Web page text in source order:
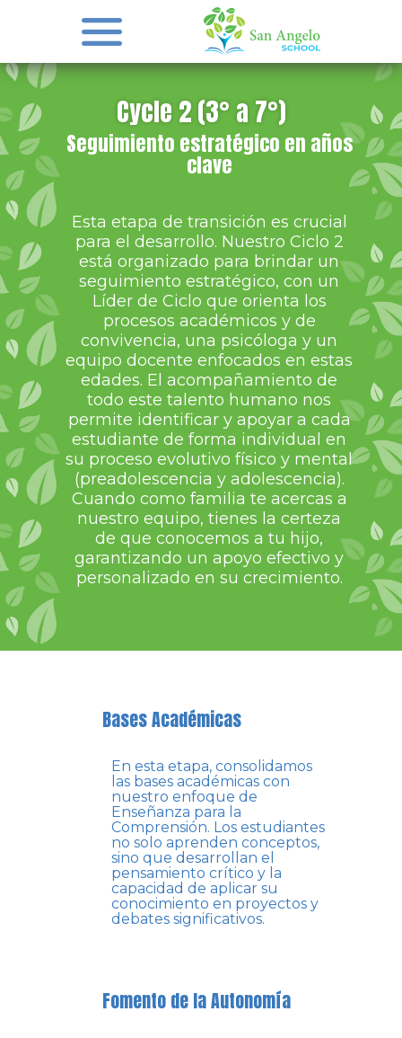
Cycle 2 (3° a 7°)
Seguimiento estratégico en años
clave
Esta etapa de transición es crucial
para el desarrollo. Nuestro Ciclo 2
está organizado para brindar un
seguimiento estratégico, con un
Líder de Ciclo que orienta los
procesos académicos y de
convivencia, una psicóloga y un
equipo docente enfocados en estas
edades. El acompañamiento de
todo este talento humano nos
permite identificar y apoyar a cada
estudiante de forma individual en
su proceso evolutivo físico y mental
(preadolescencia y adolescencia).
Cuando como familia te acercas a
nuestro equipo, tienes la certeza
de que conocemos a tu hijo,
garantizando un apoyo efectivo y
personalizado en su crecimiento.
Bases Académicas
En esta etapa, consolidamos
las bases académicas con
nuestro enfoque de
Enseñanza para la
Comprensión. Los estudiantes
no solo aprenden conceptos,
sino que desarrollan el
pensamiento crítico y la
capacidad de aplicar su
conocimiento en proyectos y
debates significativos.
Fomento de la Autonomía